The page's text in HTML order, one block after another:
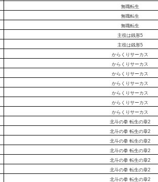
無職転生
無職転生
無職転生
主役は銭形5
主役は銭形5
からくりサーカス
からくりサーカス
からくりサーカス
からくりサーカス
からくりサーカス
からくりサーカス
からくりサーカス
北斗の拳 転生の章2
北斗の拳 転生の章2
北斗の拳 転生の章2
北斗の拳 転生の章2
北斗の拳 転生の章2
北斗の拳 転生の章2
北斗の拳 転生の章2